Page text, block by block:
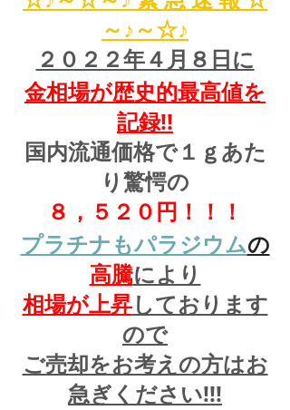
～♪～☆♪
２０２２年４月８日に
金相場が歴史的最高値を
記録!!
国内流通価格で１ｇあた
り驚愕の
８，５２０円！！！
プラチナもパラジウムの
高騰により
相場が上昇しております
ので
ご売却をお考えの方はお
急ぎください!!!